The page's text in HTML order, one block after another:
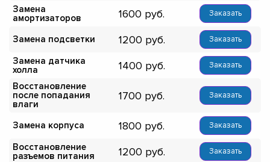
Замена
амортизаторов
1600 Заказать
Замена подсветки 1200 Заказать
Замена датчика
холла
1400 Заказать
Восстановление
после попадания
влаги
1700 Заказать
Замена корпуса 1800 Заказать
Восстановление
разъемов питания
1200 Заказать